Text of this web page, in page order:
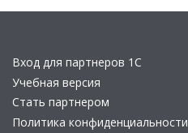
Вход для партнеров 1С
Учебная версия
Стать партнером
Политика конфиденциальности